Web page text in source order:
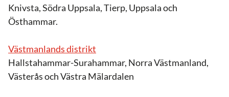
Knivsta, Södra Uppsala, Tierp, Uppsala och
Östhammar.
Västmanlands distrikt
Hallstahammar-Surahammar, Norra Västmanland,
Västerås och Västra Mälardalen